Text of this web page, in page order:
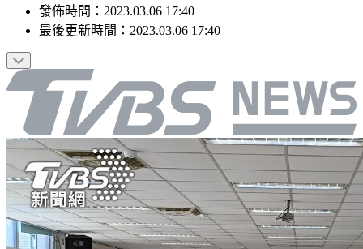
發佈時間： 2023.03.06 17:40
最後更新時間： 2023.03.06 17:40